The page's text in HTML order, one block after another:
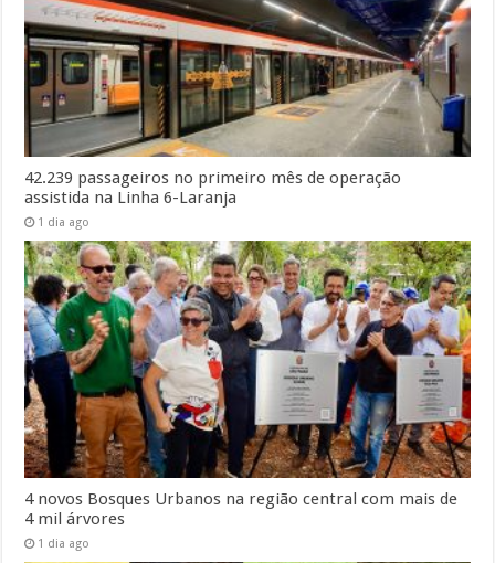
42.239 passageiros no primeiro mês de operação
assistida na Linha 6-Laranja
1 dia ago
4 novos Bosques Urbanos na região central com mais de
4 mil árvores
1 dia ago